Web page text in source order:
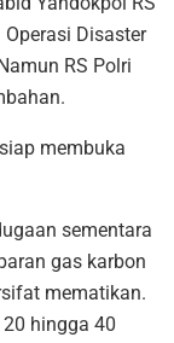
Disaster
RS Polri
membuka
sementara
gas karbon
mematikan.
hingga 40